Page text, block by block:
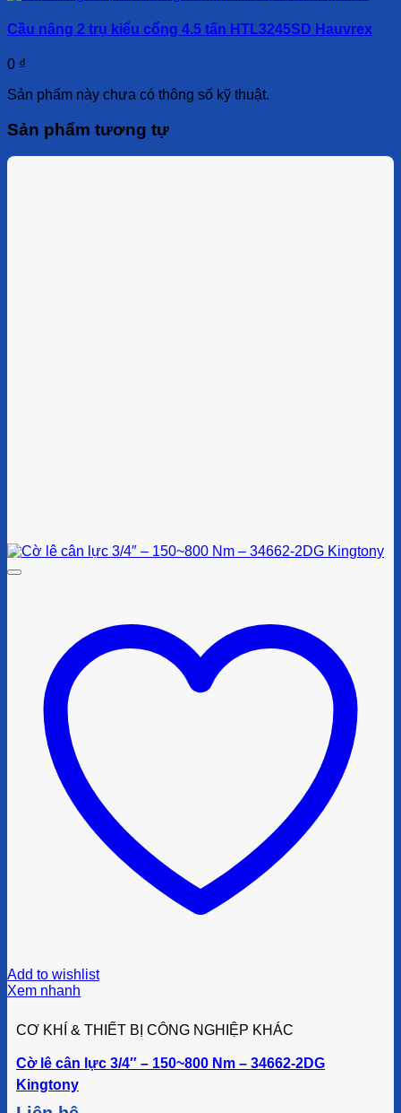
Cầu nâng 2 trụ kiểu cổng 4.5 tấn HTL3245SD Hauvrex
0 ₫
Sản phẩm này chưa có thông số kỹ thuật.
Sản phẩm tương tự
Add to wishlist
Xem nhanh
CƠ KHÍ & THIẾT BỊ CÔNG NGHIỆP KHÁC
Cờ lê cân lực 3/4″ – 150~800 Nm – 34662-2DG
Kingtony